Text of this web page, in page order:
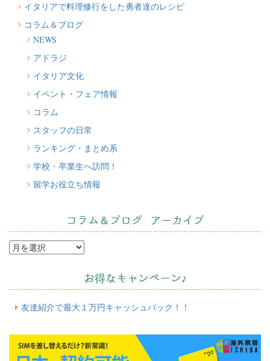
イタリア人はどんなジェラートを食べる？
2026/07/17
2026/07/16
Cacciucco（カッチュッコ）
イタリアで料理修行をした勇者達のレシピ
コラム＆ブログ
NEWS
アドラジ
イタリア文化
イベント・フェア情報
コラム
スタッフの日常
ランキング・まとめ系
学校・卒業生へ訪問！
留学お役立ち情報
コラム＆ブログ アーカイブ
お得なキャンペーン♪
友達紹介で最大１万円キャッシュバック！！